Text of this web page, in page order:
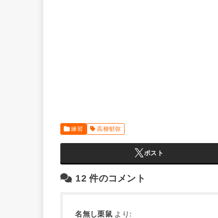
練習 高柳郁弥
ポスト
12 件のコメント
名無し栗鼠 より: